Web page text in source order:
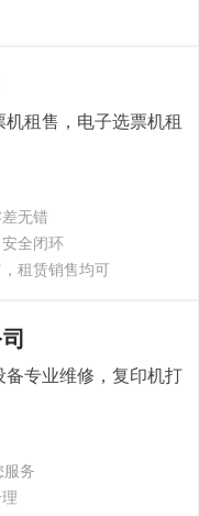
租售，电子选票机租
无错​
全闭环
租赁销售均可
专业维修，复印机打
务